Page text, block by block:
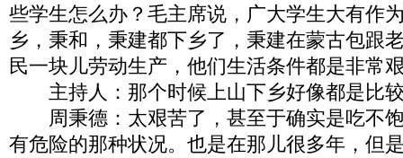
些学生怎么办？毛主席说，广大学生大有作
乡，秉和，秉建都下乡了，秉建在蒙古包跟
民一块儿劳动生产，他们生活条件都是非常
主持人：那个时候上山下乡好像都是比
周秉德：太艰苦了，甚至于确实是吃不
有危险的那种状况。也是在那儿很多年，但